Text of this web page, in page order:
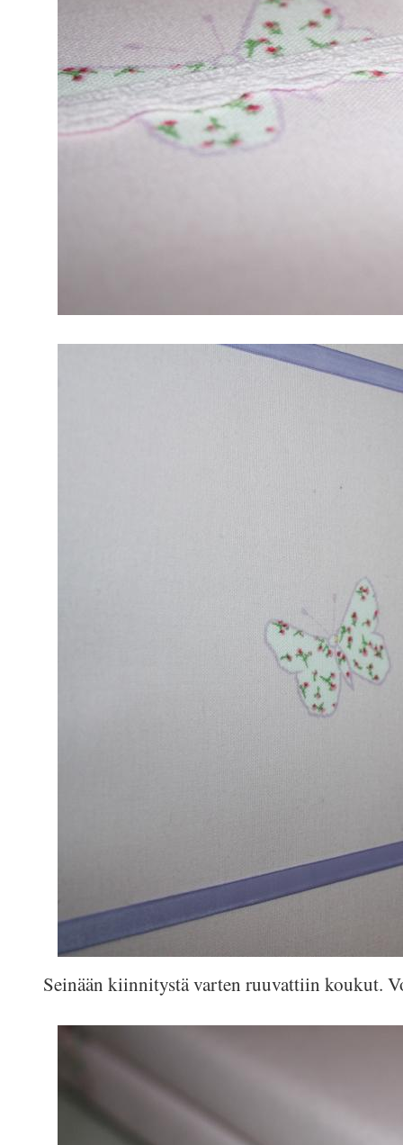
Seinään kiinnitystä varten ruuvattiin koukut.